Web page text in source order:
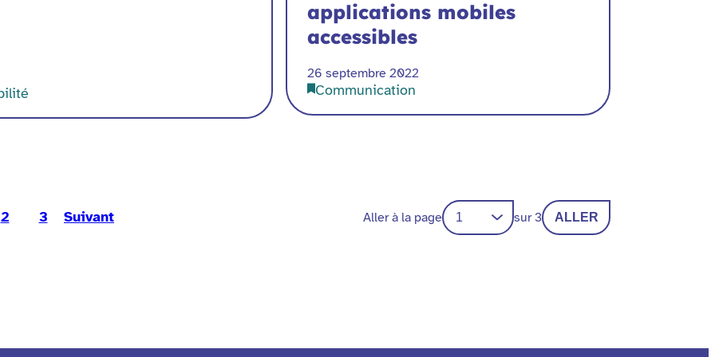
applications mobiles
accessibles
26 septembre 2022
Communication
2 3 Suivant Aller à la page sur 3 ALLER